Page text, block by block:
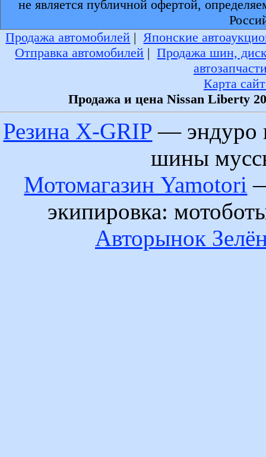
не является публичной офертой,
Продажа автомобилей | Японские
Отправка автомобилей |Продажа шин,
Карта
Продажа и цена Nissan Liberty
Резина X-GRIP — эндуро
шины
Мотомагазин Yamotori
экипировка:
Авторынок